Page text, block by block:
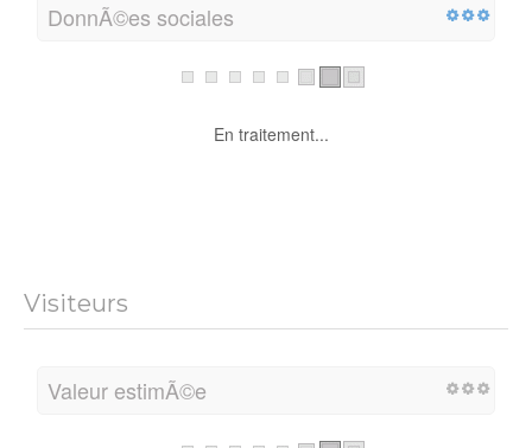
DonnÃ©es sociales
En traitement...
Visiteurs
Valeur estimÃ©e